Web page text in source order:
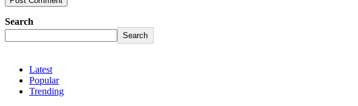
Search
Search
Latest
Popular
Trending